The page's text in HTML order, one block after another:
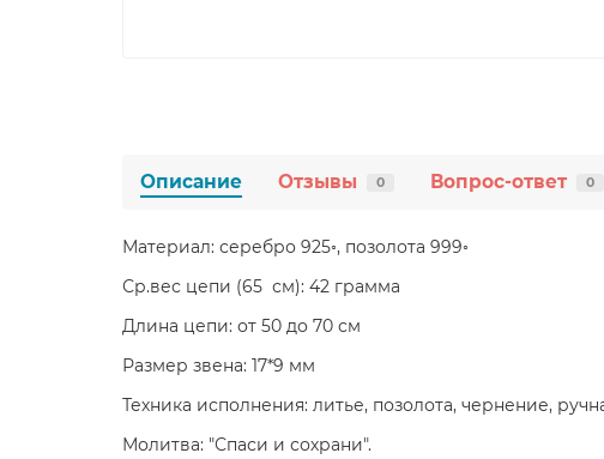
Описание Отзывы 0 Вопрос-ответ 0
Материал: серебро 925◦, позолота 999◦
Ср.вес цепи (65 см): 42 грамма
Длина цепи: от 50 до 70 см
Размер звена: 17*9 мм
Техника исполнения: литье, позолота, чернение,
Молитва: "Спаси и сохрани".